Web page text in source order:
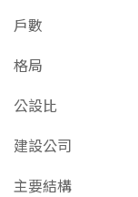
戶數
格局
公設比
建設公司
主要結構